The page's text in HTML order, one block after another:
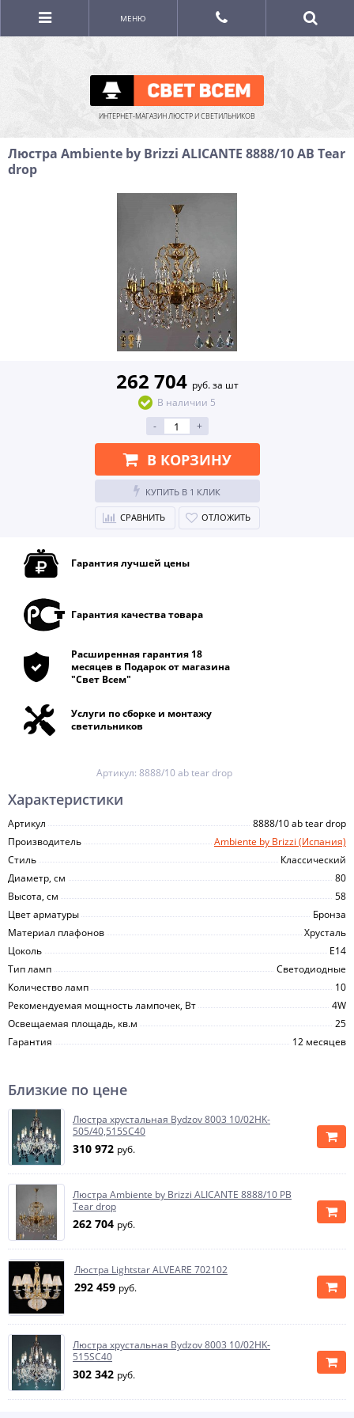
ИНТЕРНЕТ-МАГАЗИН ЛЮСТР И СВЕТИЛЬНИКОВ
МЕНЮ
Люстра Ambiente by Brizzi ALICANTE 8888/10 AB Tear
drop
262 704 руб. за шт
В наличии 5
-
+
В КОРЗИНУ
КУПИТЬ В 1 КЛИК
СРАВНИТЬ ОТЛОЖИТЬ
Гарантия лучшей цены
Гарантия качества товара
Расширенная гарантия 18
месяцев в Подарок от магазина
"Свет Всем"
Услуги по сборке и монтажу
светильников
Артикул: 8888/10 ab tear drop
Характеристики
Артикул
8888/10 ab tear drop
Производитель
Ambiente by Brizzi (Испания)
Стиль
Классический
Диаметр, см
80
Высота, см
58
Цвет арматуры
Бронза
Материал плафонов
Хрусталь
Цоколь
E14
Тип ламп
Светодиодные
Количество ламп
10
Рекомендуемая мощность лампочек, Вт
4W
Освещаемая площадь, кв.м
25
Гарантия
12 месяцев
Близкие по цене
Люстра хрустальная Bydzov 8003 10/02HK-
505/40,515SC40
310 972 руб.
Люстра Ambiente by Brizzi ALICANTE 8888/10 PB
Tear drop
262 704 руб.
Люстра Lightstar ALVEARE 702102
292 459 руб.
Люстра хрустальная Bydzov 8003 10/02HK-
515SC40
302 342 руб.